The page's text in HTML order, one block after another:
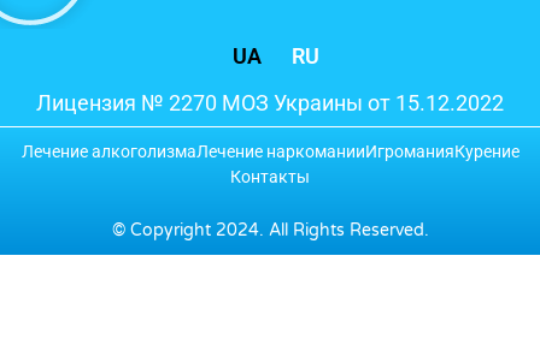
Лицензия № 2270 МОЗ Украины от 15.12.2022
UA RU
© Copyright 2024. All Rights Reserved.
Лечение алкоголизмаЛечение наркоманииИгроманияКурение
Контакты